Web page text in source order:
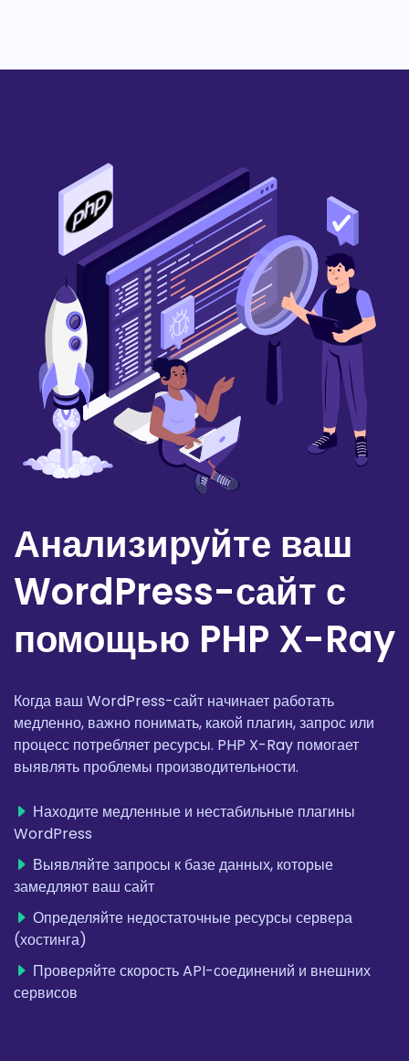
Анализируйте ваш
WordPress-сайт с
помощью PHP X-Ray
Когда ваш WordPress-сайт начинает работать
медленно, важно понимать, какой плагин, запрос или
процесс потребляет ресурсы. PHP X-Ray помогает
выявлять проблемы производительности.
Находите медленные и нестабильные плагины
WordPress
Выявляйте запросы к базе данных, которые
замедляют ваш сайт
Определяйте недостаточные ресурсы сервера
(хостинга)
Проверяйте скорость API-соединений и внешних
сервисов